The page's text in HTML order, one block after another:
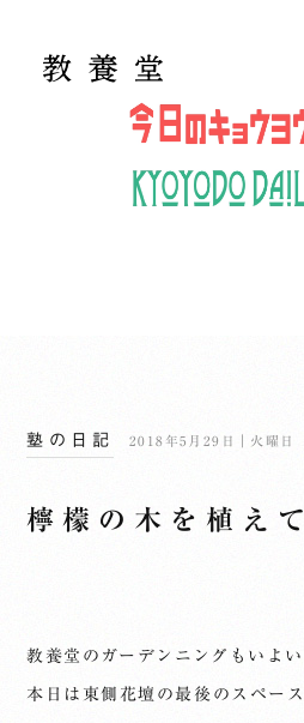
塾の日記 2018年5月29日｜火曜日
檸檬の木を植え
教養堂のガーデンニングもいよい
本日は東側花壇の最後のスペー